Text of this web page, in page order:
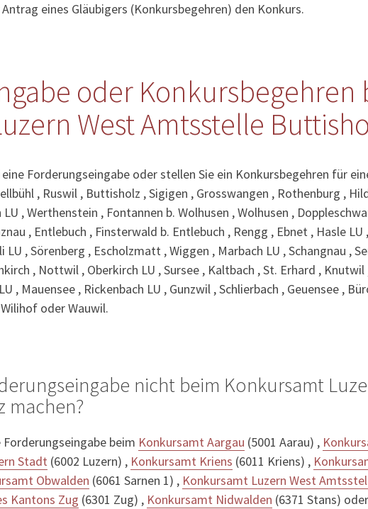
6024 Hildisrieden
6018 Buttisholz
6017 Ruswil
6016 Hellbühl
5735 Pfeffikon LU
eines Gläubigers (Konkursbegehren) den Konkurs.
oder Konkursbegehren
West Amtsstelle
Forderungseingabe oder stellen Sie ein Konkursbegehren für
, Ruswil , Buttisholz , Sigigen , Grosswangen , Rothenburg ,
, Werthenstein , Fontannen b. Wolhusen , Wolhusen ,
, Entlebuch , Finsterwald b. Entlebuch , Rengg , Ebnet , Hasle LU ,
, Sörenberg , Escholzmatt , Wiggen , Marbach LU , Schangnau ,
, Nottwil , Oberkirch LU , Sursee , Kaltbach , St. Erhard , Knutwil
, Mauensee , Rickenbach LU , Gunzwil , Schlierbach , Geuensee ,
oder Wauwil.
nicht beim Konkursamt
machen?
beim Konkursamt Aargau (5001 Aarau) ,
Stadt (6002 Luzern) , Konkursamt Kriens (6011 Kriens) ,
Obwalden (6061 Sarnen 1) , Konkursamt Luzern West
Kantons Zug (6301 Zug) , Konkursamt Nidwalden (6371 Stans) oder